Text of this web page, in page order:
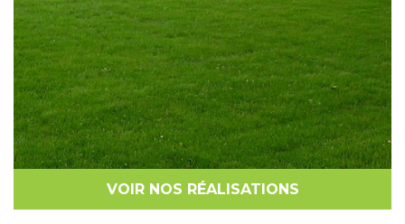
VOIR NOS RÉALISATIONS